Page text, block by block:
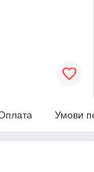
Умови